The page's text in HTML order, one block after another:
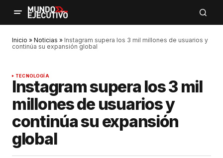
Inicio » Noticias » Instagram supera los 3 mil millones de usuarios y
continúa su expansión global
TECNOLOGÍA
Instagram supera los 3 mil
millones de usuarios y
continúa su expansión
global